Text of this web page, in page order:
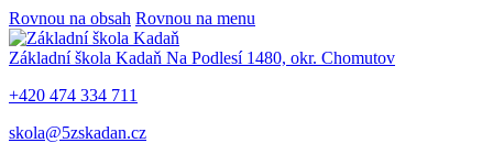
Rovnou na obsah Rovnou na menu
Základní škola Kadaň Na Podlesí 1480, okr. Chomutov
+420 474 334 711
skola@5zskadan.cz